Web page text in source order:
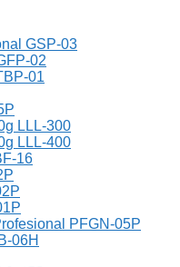
GSP-03
02
01
LLL-300
LLL-400
16
PFGN-05P
06H